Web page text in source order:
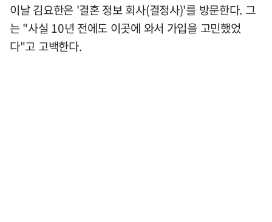
이날 김요한은 '결혼 정보 회사(결정사)'를 방문한다. 그
는 "사실 10년 전에도 이곳에 와서 가입을 고민했었
다"고 고백한다.